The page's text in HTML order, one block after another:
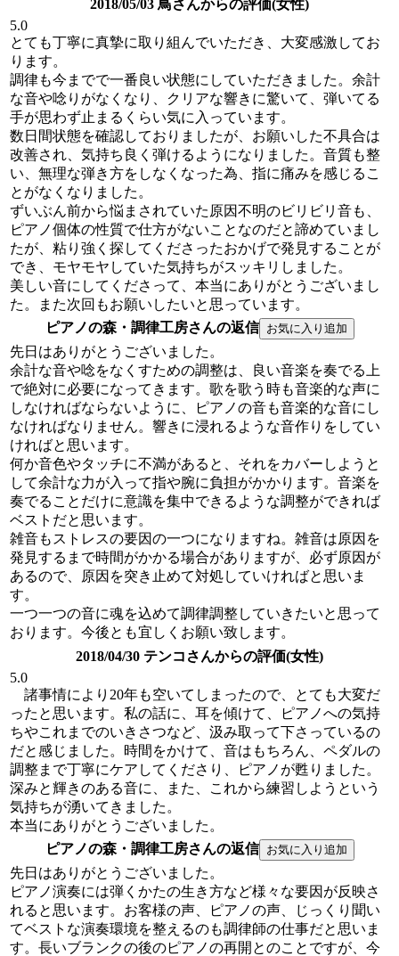
2018/05/03 鳥さんからの評価(女性)
5.0
とても丁寧に真摯に取り組んでいただき、大変感激してお
ります。
調律も今までで一番良い状態にしていただきました。余計
な音や唸りがなくなり、クリアな響きに驚いて、弾いてる
手が思わず止まるくらい気に入っています。
数日間状態を確認しておりましたが、お願いした不具合は
改善され、気持ち良く弾けるようになりました。音質も整
い、無理な弾き方をしなくなった為、指に痛みを感じるこ
とがなくなりました。
ずいぶん前から悩まされていた原因不明のビリビリ音も、
ピアノ個体の性質で仕方がないことなのだと諦めていまし
たが、粘り強く探してくださったおかげで発見することが
でき、モヤモヤしていた気持ちがスッキリしました。
美しい音にしてくださって、本当にありがとうございまし
た。また次回もお願いしたいと思っています。
ピアノの森・調律工房さんの返信
先日はありがとうございました。
余計な音や唸をなくすための調整は、良い音楽を奏でる上
で絶対に必要になってきます。歌を歌う時も音楽的な声に
しなければならないように、ピアノの音も音楽的な音にし
なければなりません。響きに浸れるような音作りをしてい
ければと思います。
何か音色やタッチに不満があると、それをカバーしようと
して余計な力が入って指や腕に負担がかかります。音楽を
奏でることだけに意識を集中できるような調整ができれば
ベストだと思います。
雑音もストレスの要因の一つになりますね。雑音は原因を
発見するまで時間がかかる場合がありますが、必ず原因が
あるので、原因を突き止めて対処していければと思いま
す。
一つ一つの音に魂を込めて調律調整していきたいと思って
おります。今後とも宜しくお願い致します。
2018/04/30 テンコさんからの評価(女性)
5.0
諸事情により20年も空いてしまったので、とても大変だ
ったと思います。私の話に、耳を傾けて、ピアノへの気持
ちやこれまでのいきさつなど、汲み取って下さっているの
だと感じました。時間をかけて、音はもちろん、ペダルの
調整まで丁寧にケアしてくださり、ピアノが甦りました。
深みと輝きのある音に、また、これから練習しようという
気持ちが湧いてきました。
本当にありがとうございました。
ピアノの森・調律工房さんの返信
先日はありがとうございました。
ピアノ演奏には弾くかたの生き方など様々な要因が反映さ
れると思います。お客様の声、ピアノの声、じっくり聞い
てベストな演奏環境を整えるのも調律師の仕事だと思いま
す。長いブランクの後のピアノの再開とのことですが、今